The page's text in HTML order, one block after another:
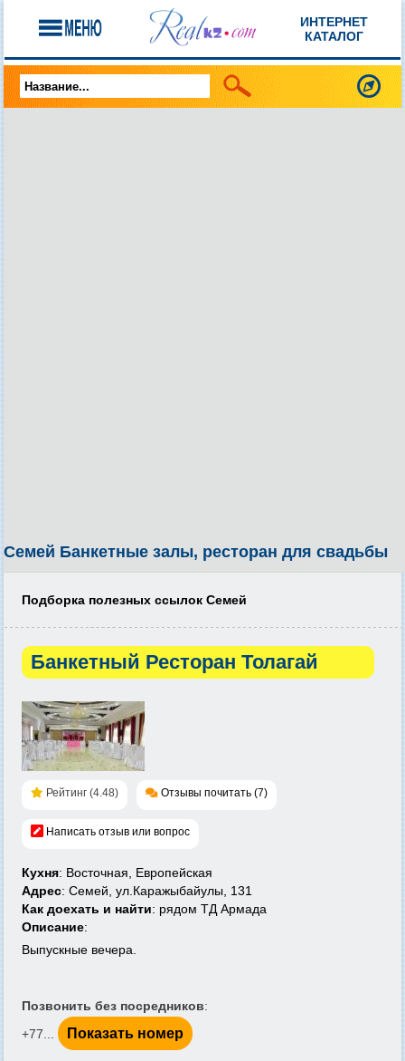
ИНТЕРНЕТ
КАТАЛОГ
Семей Банкетные залы, ресторан для свадьбы
Подборка полезных ссылок Семей
Банкетный Ресторан Толагай
Рейтинг (4.48) Отзывы почитать (7)
Написать отзыв или вопрос
Кухня: Восточная, Европейская
Адрес: Семей, ул.Каражыбайулы, 131
Как доехать и найти: рядом ТД Армада
Описание:
Выпускные вечера.
Позвонить без посредников:
+77...
Показать номер